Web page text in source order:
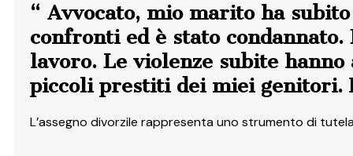
“ Avvocato, mio marito ha
confronti ed è stato
lavoro. Le violenze subite
piccoli prestiti dei miei genitori.
L’assegno divorzile rappresenta uno strumento di